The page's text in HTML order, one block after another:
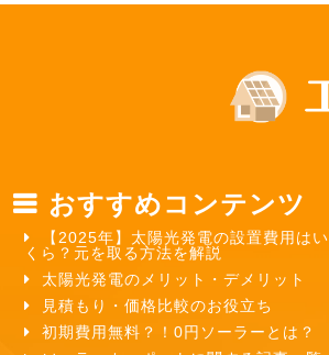
おすすめコンテンツ
【2025年】太陽光発電の設置費用はい
くら？元を取る方法を解説
太陽光発電のメリット・デメリット
見積もり・価格比較のお役立ち
初期費用無料？！0円ソーラーとは？